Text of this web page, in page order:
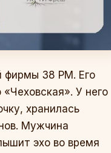
фирмы 38 РМ. Его
У него
хранилась
Мужчина
эхо во время